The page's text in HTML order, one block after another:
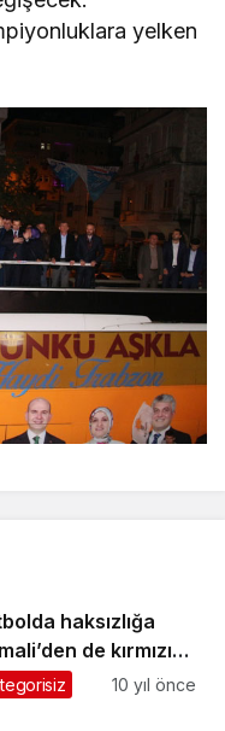
yelken
haksızlığa
de kırmızı
gösterdiler10 yıl önce